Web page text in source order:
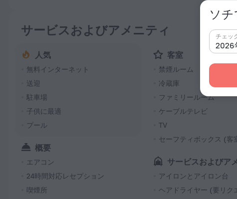
ソ
チェッ
サービスおよびアメニティ
人気
無料インターネット
送迎
駐車場
子供に最適
プール
概要
エアコン
24時間対応レセプション
喫煙所
客室
禁煙ルーム
冷蔵庫
ファミリールーム
ケーブルテレビ
TV
セーフティボックス (客
サービスおよびア
アイロンとアイロン台
ヘアドライヤー (要リク